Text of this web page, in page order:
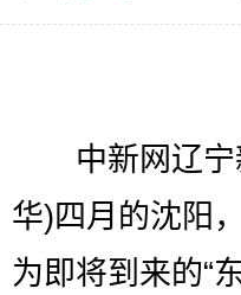
中新网辽宁
华)四月的沈阳
为即将到来的“